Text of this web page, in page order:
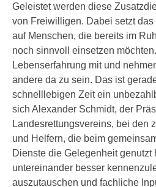
Geleistet werden diese
von Freiwilligen. Dabei setzt
auf Menschen, die bereits im
noch sinnvoll einsetzen
Lebenserfahrung mit und
andere da zu sein. Das ist
schnelllebigen Zeit ein
sich Alexander Schmidt, der
Landesrettungsvereins, bei den
und Helfern, die beim
Dienste die Gelegenheit genutzt
untereinander besser
auszutauschen und fachliche